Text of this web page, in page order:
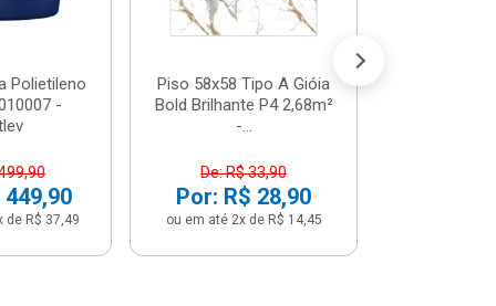
Polietileno
-
de R$ 37,49
Piso 58x58 Tipo A Gióia
Bold Brilhante P4 2,68m²
-...
De: R$ 33,90
Por: R$ 28,90
ou em até 2x de R$ 14,45